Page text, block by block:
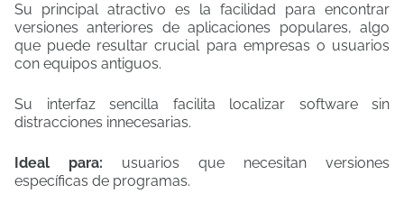
Su principal atractivo es la facilidad para encontrar
versiones anteriores de aplicaciones populares, algo
que puede resultar crucial para empresas o usuarios
con equipos antiguos.
Su interfaz sencilla facilita localizar software sin
distracciones innecesarias.
Ideal para: usuarios que necesitan versiones
específicas de programas.